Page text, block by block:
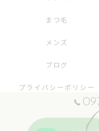
まつ毛
メンズ
ブログ
プライバシーポリシー